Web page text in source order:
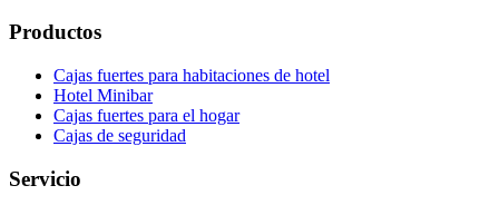
Productos
Cajas fuertes para habitaciones de hotel
Hotel Minibar
Cajas fuertes para el hogar
Cajas de seguridad
Servicio